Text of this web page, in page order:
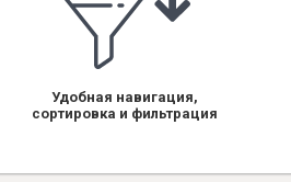
Удобная навигация,
сортировка и фильтрация